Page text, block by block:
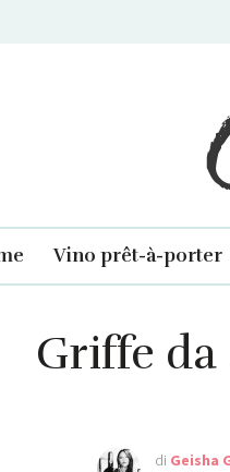
Vino prêt-à-porter
Griffe da
di Geisha